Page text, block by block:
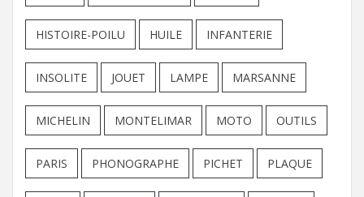
HISTOIRE-POILU HUILE INFANTERIE
INSOLITE JOUET LAMPE MARSANNE
MICHELIN MONTELIMAR MOTO OUTILS
PARIS PHONOGRAPHE PICHET PLAQUE